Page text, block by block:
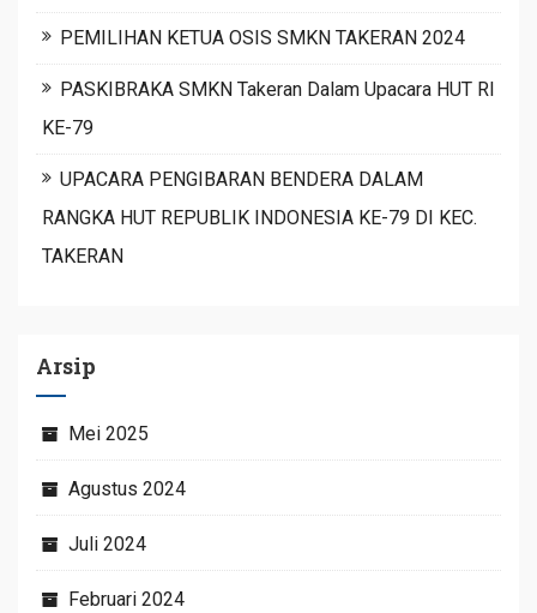
PEMILIHAN KETUA OSIS SMKN TAKERAN 2024
PASKIBRAKA SMKN Takeran Dalam Upacara HUT RI
KE-79
UPACARA PENGIBARAN BENDERA DALAM
RANGKA HUT REPUBLIK INDONESIA KE-79 DI KEC.
TAKERAN
Arsip
Mei 2025
Agustus 2024
Juli 2024
Februari 2024